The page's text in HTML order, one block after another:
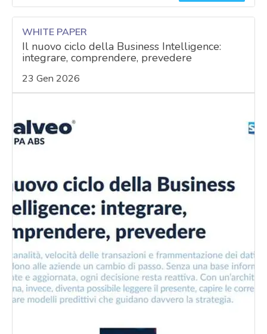
WHITE PAPER
Il nuovo ciclo della Business Intelligence:
integrare, comprendere, prevedere
23 Gen 2026